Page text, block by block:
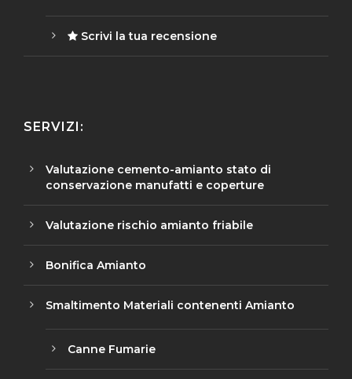
Scrivi la tua recensione
SERVIZI:
Valutazione cemento-amianto stato di
conservazione manufatti e coperture
Valutazione rischio amianto friabile
Bonifica Amianto
Smaltimento Materiali contenenti Amianto
Canne Fumarie